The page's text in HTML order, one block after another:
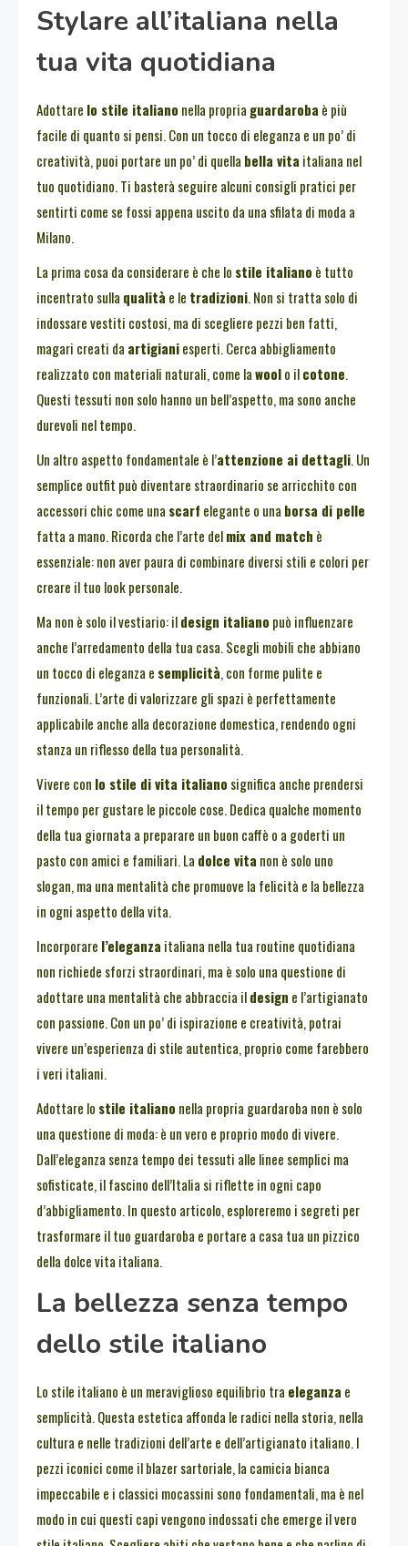
Stylare all’italiana nella
tua vita quotidiana
Adottare lo stile italiano nella propria guardaroba è più
facile di quanto si pensi. Con un tocco di eleganza e un po’ di
creatività, puoi portare un po’ di quella bella vita italiana nel
tuo quotidiano. Ti basterà seguire alcuni consigli pratici per
sentirti come se fossi appena uscito da una sfilata di moda a
Milano.
La prima cosa da considerare è che lo stile italiano è tutto
incentrato sulla qualità e le tradizioni. Non si tratta solo di
indossare vestiti costosi, ma di scegliere pezzi ben fatti,
magari creati da artigianiesperti. Cerca abbigliamento
realizzato con materiali naturali, come lawoolo ilcotone.
Questi tessuti non solo hanno un bell’aspetto, ma sono anche
durevoli nel tempo.
Un altro aspetto fondamentale è l’attenzione ai dettagli. Un
semplice outfit può diventare straordinario se arricchito con
accessori chic come una scarf elegante o una borsa di pelle
fatta a mano. Ricorda che l’arte delmix and match è
essenziale: non aver paura di combinare diversi stili e colori per
creare il tuo look personale.
Ma non è solo il vestiario: ildesign italiano può influenzare
anche l’arredamento della tua casa. Scegli mobili che abbiano
un tocco di eleganza e semplicità, con forme pulite e
funzionali. L’arte di valorizzare gli spazi è perfettamente
applicabile anche alla decorazione domestica, rendendo ogni
stanza un riflesso della tua personalità.
Vivere con lo stile di vita italiano significa anche prendersi
il tempo per gustare le piccole cose. Dedica qualche momento
della tua giornata a preparare un buon caffè o a goderti un
pasto con amici e familiari. La dolce vita non è solo uno
slogan, ma una mentalità che promuove la felicità e la bellezza
in ogni aspetto della vita.
Incorporare l’eleganza italiana nella tua routine quotidiana
non richiede sforzi straordinari, ma è solo una questione di
adottare una mentalità che abbraccia ildesign e l’artigianato
con passione. Con un po’ di ispirazione e creatività, potrai
vivere un’esperienza di stile autentica, proprio come farebbero
i veri italiani.
Adottare lo stile italiano nella propria guardaroba non è solo
una questione di moda: è un vero e proprio modo di vivere.
Dall’eleganza senza tempo dei tessuti alle linee semplici ma
sofisticate, il fascino dell’Italia si riflette in ogni capo
d’abbigliamento. In questo articolo, esploreremo i segreti per
trasformare il tuo guardaroba e portare a casa tua un pizzico
della dolce vita italiana.
La bellezza senza tempo
dello stile italiano
Lo stile italiano è un meraviglioso equilibrio tra eleganza e
semplicità. Questa estetica affonda le radici nella storia, nella
cultura e nelle tradizioni dell’arte e dell’artigianato italiano. I
pezzi iconici come il blazer sartoriale, la camicia bianca
impeccabile e i classici mocassini sono fondamentali, ma è nel
modo in cui questi capi vengono indossati che emerge il vero